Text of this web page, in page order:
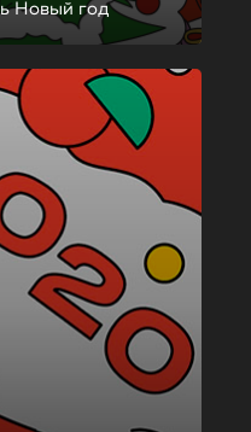
Новый год